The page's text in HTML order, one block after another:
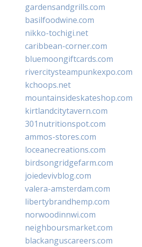
gardensandgrills.com
basilfoodwine.com
nikko-tochigi.net
caribbean-corner.com
bluemoongiftcards.com
rivercitysteampunkexpo.com
kchoops.net
mountainsideskateshop.com
kirtlandcitytavern.com
301nutritionspot.com
ammos-stores.com
loceanecreations.com
birdsongridgefarm.com
joiedevivblog.com
valera-amsterdam.com
libertybrandhemp.com
norwoodinnwi.com
neighboursmarket.com
blackanguscareers.com